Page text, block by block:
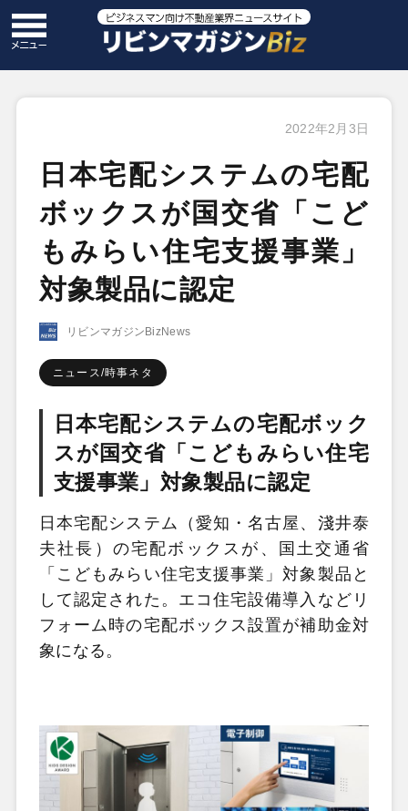
2022年2月3日
日本宅配システムの宅配
ボックスが国交省「こど
もみらい住宅支援事業」
対象製品に認定
リビンマガジンBizNews
ニュース/時事ネタ
日本宅配システムの宅配ボック
スが国交省「こどもみらい住宅
支援事業」対象製品に認定
日本宅配システム（愛知・名古屋、淺井泰
夫社長）の宅配ボックスが、国土交通省
「こどもみらい住宅支援事業」対象製品と
して認定された。エコ住宅設備導入などリ
フォーム時の宅配ボックス設置が補助金対
象になる。